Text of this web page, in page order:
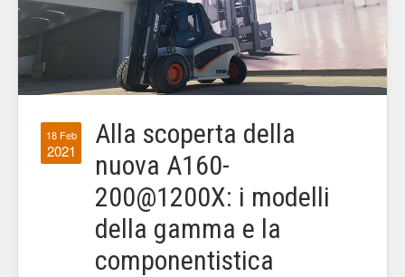
18 Feb
2021
Alla scoperta della
nuova A160-
200@1200X: i modelli
della gamma e la
componentistica